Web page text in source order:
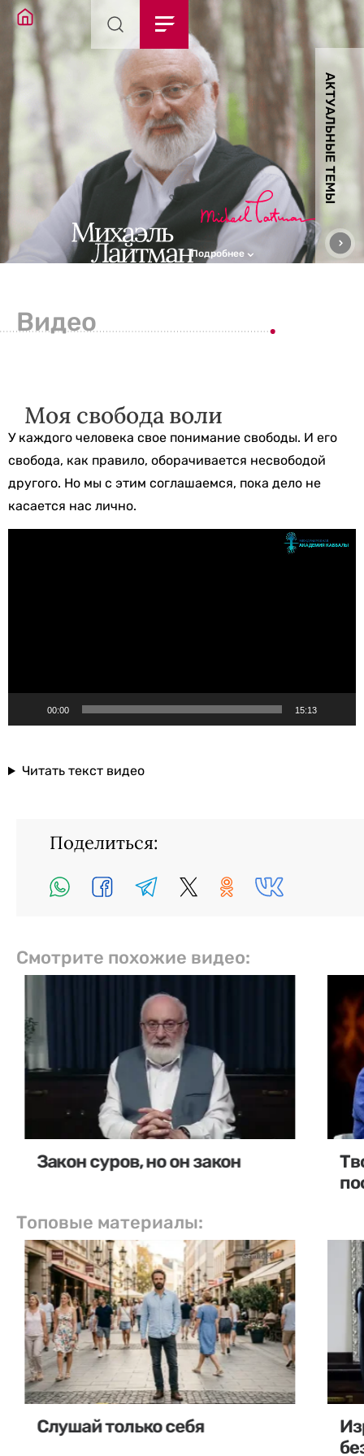
АКТУАЛЬНЫЕ ТЕМЫ
Подробнее
Видео
Моя свобода воли
У каждого человека свое понимание свободы. И его
свобода, как правило, оборачивается несвободой
другого. Но мы с этим соглашаемся, пока дело не
касается нас лично.
00:00 15:13
Читать текст видео
Поделиться:
Смотрите похожие видео:
Закон суров, но он закон
Топовые материалы:
Слушай только себя